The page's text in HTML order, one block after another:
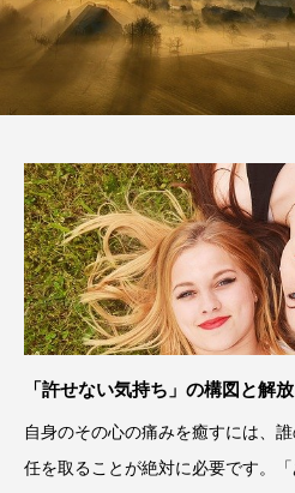
「許せない気持ち」の構図と解放
自身のその心の痛みを癒すには、
任を取ることが絶対に必要です。